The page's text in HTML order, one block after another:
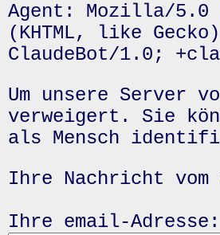
Agent: Mozilla/5.0
(KHTML, like
ClaudeBot/1.0;
Um unsere Server
verweigert. Sie
als Mensch
Ihre Nachricht vom
Ihre email-Adresse: